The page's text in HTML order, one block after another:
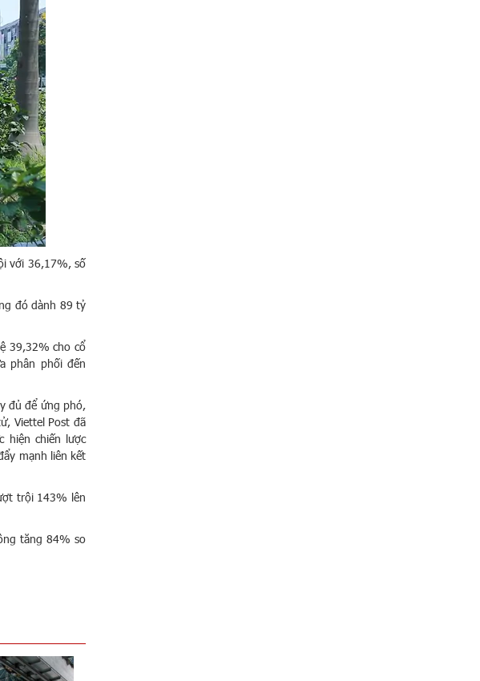
với 36,17%, số
đó dành 89 tỷ
39,32% cho cổ
phân phối đến
đủ để ứng phó,
Viettel Post đã
hiện chiến lược
mạnh liên kết
trội 143% lên
tăng 84% so